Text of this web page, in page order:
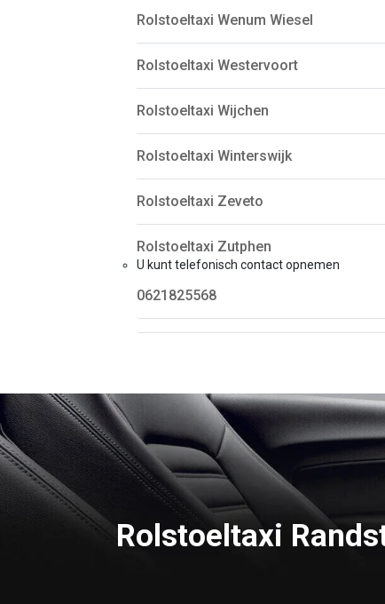
Rolstoeltaxi Wenum Wiesel
Rolstoeltaxi Westervoort
Rolstoeltaxi Wijchen
Rolstoeltaxi Winterswijk
Rolstoeltaxi Zeveto
Rolstoeltaxi Zutphen
U kunt telefonisch contact opnemen
0621825568
Rolstoeltaxi